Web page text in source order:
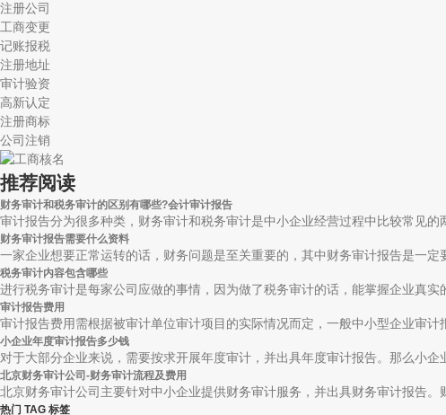
注册公司
工商变更
记账报税
注册地址
审计验资
高新认定
注册商标
公司注销
推荐阅读
财务审计和税务审计的区别有哪些?会计审计报告
审计报告分为很多种类，财务审计和税务审计是中小企业经营过程中比较常见的
财务审计报告需要什么资料
一家企业想要正常运转的话，财务问题是至关重要的，其中财务审计报告是一定
税务审计内容包含哪些
进行税务审计是每家公司应做的事情，因为做了税务审计的话，能掌握企业真实
审计报告费用
审计报告费用需根据被审计单位审计项目的实际情况而定，一般中小型企业审计
小企业年度审计报告多少钱
对于大部分企业来说，需要按求开展年度审计，并出具年度审计报告。那么小企
北京财务审计公司-财务审计流程及费用
北京财务审计公司主要针对中小企业提供财务审计服务，并出具财务审计报告。
热门 TAG 标签